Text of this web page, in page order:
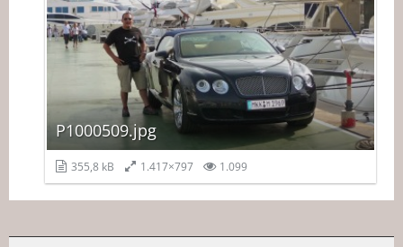
P1000509.jpg
355,8 kB 1.417×797 1.099